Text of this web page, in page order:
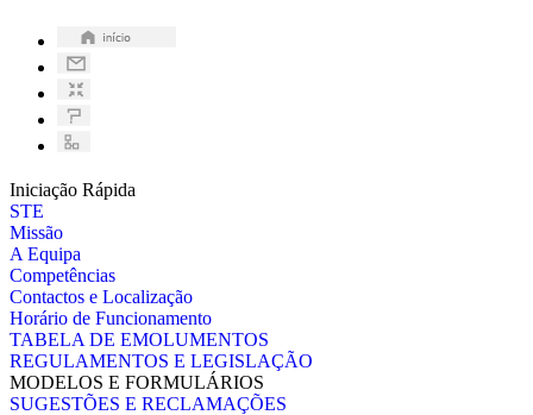
Iniciação Rápida
STE
Missão
A Equipa
Competências
Contactos e Localização
Horário de Funcionamento
TABELA DE EMOLUMENTOS
REGULAMENTOS E LEGISLAÇÃO
MODELOS E FORMULÁRIOS
SUGESTÕES E RECLAMAÇÕES